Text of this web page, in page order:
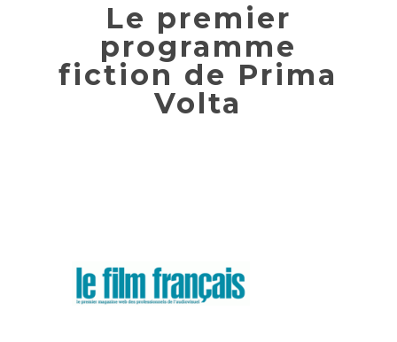
Le premier
programme
fiction de Prima
Volta